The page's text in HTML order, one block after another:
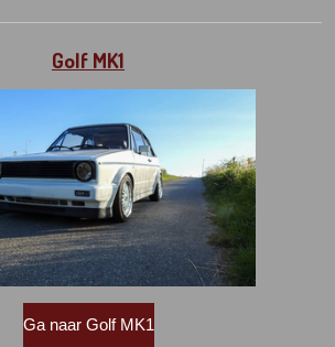
Golf MK1
Ga naar Golf MK1